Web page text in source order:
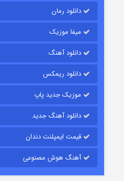
قسمت
دانلود رمان
میفا موزیک
دانلود آهنگ
دانلود ریمکس
موزیک جدید پاپ
دانلود آهنگ جدید
قیمت ایمپلنت دندان
آهنگ هوش مصنوعی